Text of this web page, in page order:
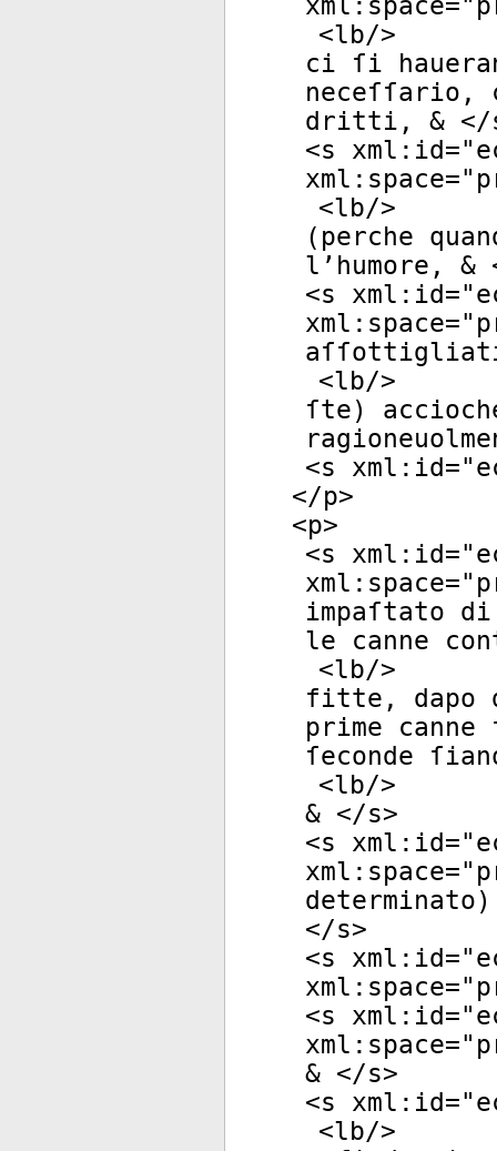
<lb/>
ci ſi
dritti, & </
<s xml:id="
xml:space="
<lb/>
(perche
l’humore, &
<s xml:id="
xml:space="
<lb/>
ſte)
<s xml:id="
</p>
<p>
<s xml:id="
xml:space="
impaſtato
le canne
<lb/>
fitte, dapo
prime
ſeconde
<lb/>
& </s>
<s xml:id="
xml:space="
</s>
<s xml:id="
xml:space="
<s xml:id="
xml:space="
& </s>
<s xml:id="
<lb/>